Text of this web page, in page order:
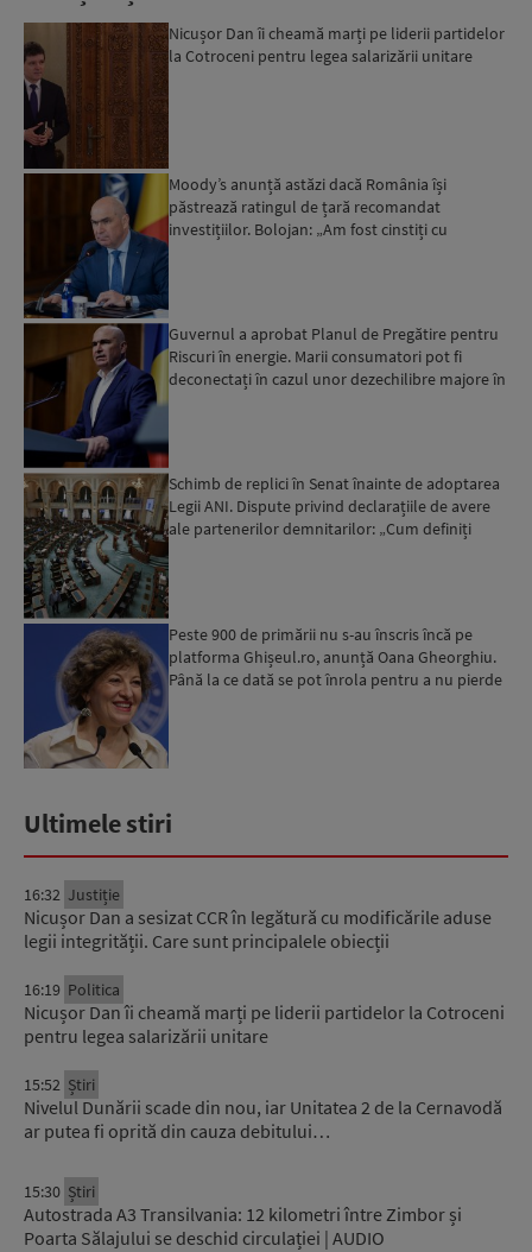
Nicușor Dan îi cheamă marți pe liderii partidelor
la Cotroceni pentru legea salarizării unitare
Moody’s anunță astăzi dacă România își
păstrează ratingul de țară recomandat
investițiilor. Bolojan: „Am fost cinstiți cu
Guvernul a aprobat Planul de Pregătire pentru
Riscuri în energie. Marii consumatori pot fi
deconectați în cazul unor dezechilibre majore în
Schimb de replici în Senat înainte de adoptarea
Legii ANI. Dispute privind declarațiile de avere
ale partenerilor demnitarilor: „Cum definiți
Peste 900 de primării nu s-au înscris încă pe
platforma Ghișeul.ro, anunță Oana Gheorghiu.
Până la ce dată se pot înrola pentru a nu pierde
Ultimele stiri
16:32 Justiție
Nicușor Dan a sesizat CCR în legătură cu modificările aduse
legii integrității. Care sunt principalele obiecții
16:19 Politica
Nicușor Dan îi cheamă marți pe liderii partidelor la Cotroceni
pentru legea salarizării unitare
15:52 Știri
Nivelul Dunării scade din nou, iar Unitatea 2 de la Cernavodă
ar putea fi oprită din cauza debitului…
15:30 Știri
Autostrada A3 Transilvania: 12 kilometri între Zimbor și
Poarta Sălajului se deschid circulației | AUDIO